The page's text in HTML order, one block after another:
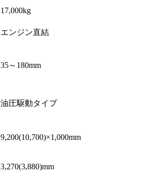
17,000kg
エンジン直結
35～180mm
油圧駆動タイプ
9,200(10,700)×1,000mm
3,270(3,880)mm